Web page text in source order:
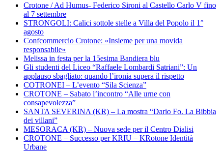
Crotone / Ad Humus- Federico Sironi al Castello Carlo V fino
al 7 settembre
STRONGOLI: Calici sottole stelle a Villa del Popolo il 1°
agosto
Confcommercio Crotone: «Insieme per una movida
responsabile»
Melissa in festa per la 15esima Bandiera blu
Gli studenti del Liceo “Raffaele Lombardi Satriani”: Un
applauso sbagliato: quando l’ironia supera il rispetto
COTRONEI – L’evento “Sila Scienza”
CROTONE – Sabato l’incontro “Alle urne con
consapevolezza”
SANTA SEVERINA (KR) – La mostra “Dario Fo. La Bibbia
dei villani”
MESORACA (KR) – Nuova sede per il Centro Dialisi
CROTONE – Successo per KRIU – KRotone Identità
Urbane